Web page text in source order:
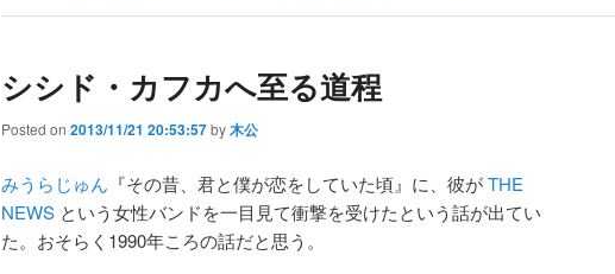
シシド・カフカへ至る道程
Posted on 2013/11/21 20:53:57by木公
みうらじゅん 『その昔、君と僕が恋をしていた頃』に、彼がTHE
NEWS という女性バンドを一目見て衝撃を受けたという話が出てい
た。おそらく1990年ころの話だと思う。